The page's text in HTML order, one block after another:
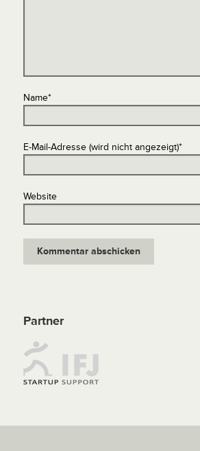
Name*
E-Mail-Adresse (wird nicht angezeigt)*
Website
Partner